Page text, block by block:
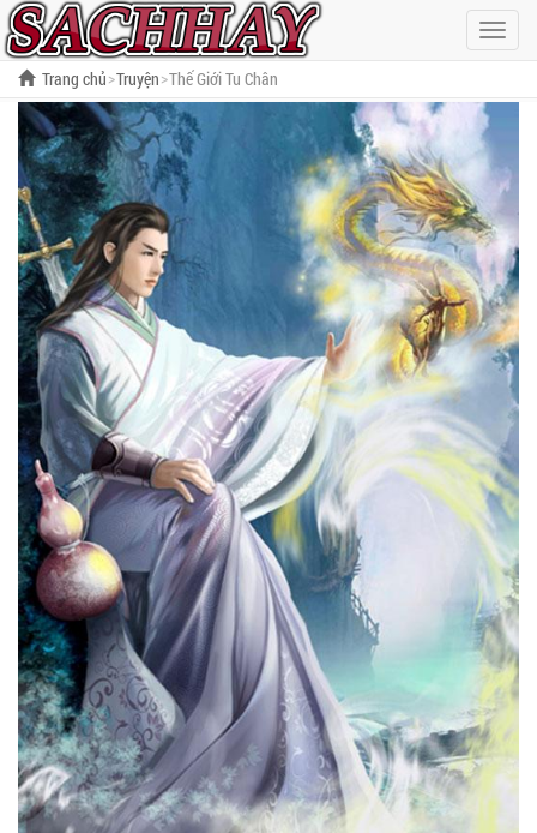
Hiện
menu
Trang chủ Truyện Thế Giới Tu Chân